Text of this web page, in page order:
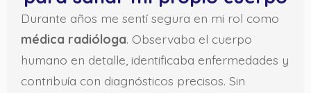
Durante años me sentí segura en mi rol como
médica radióloga. Observaba el cuerpo
humano en detalle, identificaba enfermedades y
contribuía con diagnósticos precisos. Sin